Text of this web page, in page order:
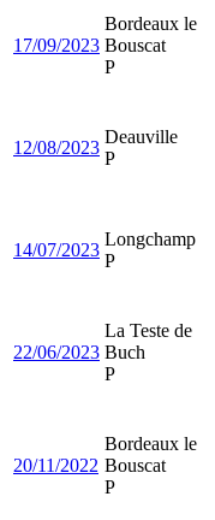
17/09/2023
Bordeaux le
Bouscat
P
12/08/2023
Deauville
P
14/07/2023
Longchamp
P
22/06/2023
La Teste de
Buch
P
20/11/2022
Bordeaux le
Bouscat
P